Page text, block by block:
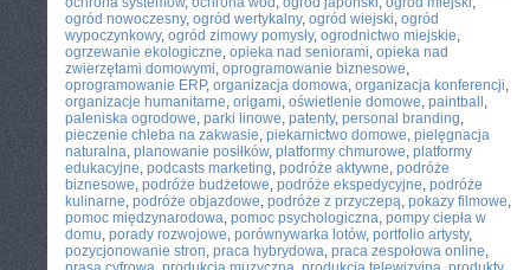
ogród nowoczesny, ogród wertykalny, ogród wiejski, ogród
wypoczynkowy, ogród zimowy pomysły, ogrodnictwo miejskie,
ogrzewanie ekologiczne, opieka nad seniorami, opieka nad
zwierzętami domowymi, oprogramowanie biznesowe,
oprogramowanie ERP, organizacja domowa, organizacja konferencji,
organizacje humanitarne, origami, oświetlenie domowe, paintball ,
paleniska ogrodowe, parki linowe, patenty, personal branding,
pieczenie chleba na zakwasie, piekarnictwo domowe, pielęgnacja
naturalna, planowanie posiłków, platformy chmurowe, platformy
edukacyjne, podcasts marketing, podróże aktywne, podróże
biznesowe, podróże budżetowe, podróże ekspedycyjne, podróże
kulinarne, podróże objazdowe, podróże z przyczepą, pokazy filmowe,
pomoc międzynarodowa, pomoc psychologiczna, pompy ciepła w
domu, porady rozwojowe, porównywarka lotów, portfolio artysty,
pozycjonowanie stron, praca hybrydowa, praca zespołowa online,